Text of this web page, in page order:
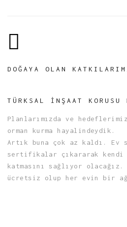
DOĞAYA OLAN
TÜRKSAL İNŞAAT KORUSU
Planlarımızda ve
orman kurma hayalindeydik.
Artık buna çok az kaldı. Ev
sertifikalar çıkararak kendi
katmasını sağlıyor olacağız.
ücretsiz olup her evin bir